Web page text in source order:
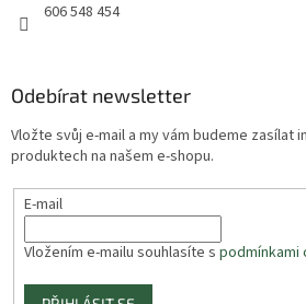
606 548 454
Odebírat newsletter
Vložte svůj e-mail a my vám budeme zasílat
produktech na našem e-shopu.
E-mail
Vložením e-mailu souhlasíte s podmínkami